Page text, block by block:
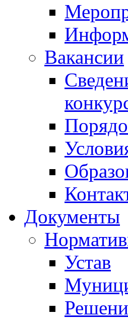
Вакансии
Документы
Устав